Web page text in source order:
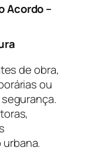
Acordo –
de obra,
ou